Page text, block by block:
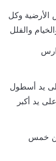
وكل
والفلل
يد أسطول
يد أكبر
خمس